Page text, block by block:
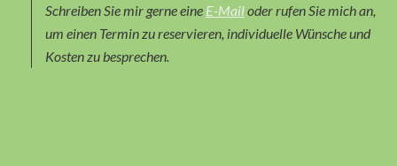
Schreiben Sie mir gerne eine E-Mailoder rufen Sie mich an,
um einen Termin zu reservieren, individuelle Wünsche und
Kosten zu besprechen.